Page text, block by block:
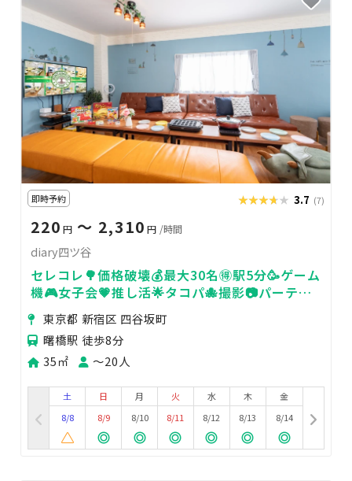
即時予約 ★★★★★
★★★★★ 3.7 (7)
220 円 〜 2,310 円 /時間
diary四ツ谷
セレコレ🌳価格破壊💰最大30名🉐駅5分🥳ゲーム
機🎮女子会💗推し活🌟タコパ🐙撮影📷パーティ
🥂飲み会🍻diary四ツ谷
東京都 新宿区 四谷坂町
曙橋駅 徒歩8分
35㎡
〜20人
土
8/8
日
8/9
月
8/10
火
8/11
水
8/12
木
8/13
金
8/14